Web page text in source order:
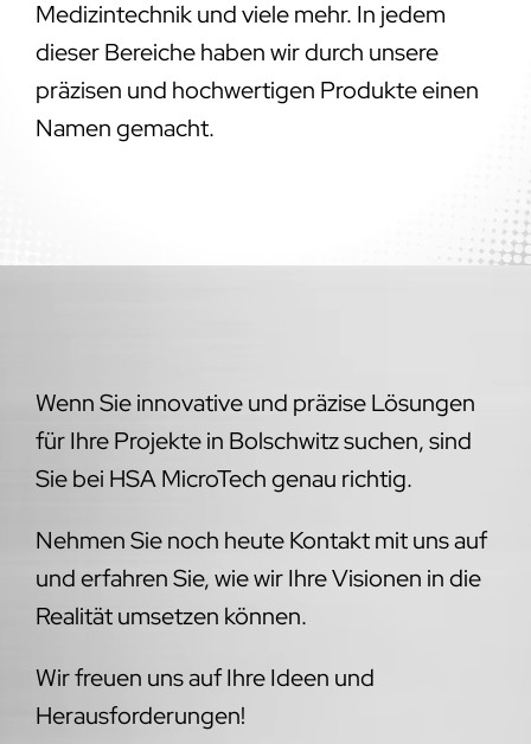
Medizintechnik und viele mehr. In jedem
dieser Bereiche haben wir durch unsere
präzisen und hochwertigen Produkte einen
Namen gemacht.
Wenn Sie innovative und präzise Lösungen
für Ihre Projekte in Bolschwitz suchen, sind
Sie bei HSA MicroTech genau richtig.
Nehmen Sie noch heute Kontakt mit uns auf
und erfahren Sie, wie wir Ihre Visionen in die
Realität umsetzen können.
Wir freuen uns auf Ihre Ideen und
Herausforderungen!